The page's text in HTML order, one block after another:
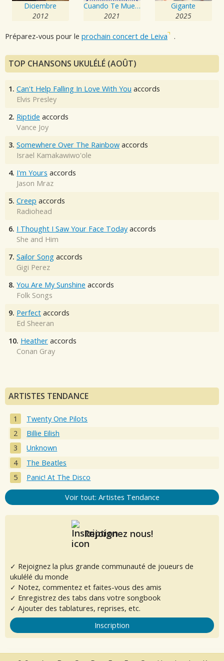
Diciembre
2012
Cuando Te Muerdes el Labio
2021
Gigante
2025
Préparez-vous pour le prochain concert de Leiva .
TOP CHANSONS UKULÉLÉ (AOÛT)
1. Can't Help Falling In Love With You accords
Elvis Presley
2. Riptide accords
Vance Joy
3. Somewhere Over The Rainbow accords
Israel Kamakawiwo'ole
4. I'm Yours accords
Jason Mraz
5. Creep accords
Radiohead
6. I Thought I Saw Your Face Today accords
She and Him
7. Sailor Song accords
Gigi Perez
8. You Are My Sunshine accords
Folk Songs
9. Perfect accords
Ed Sheeran
10. Heather accords
Conan Gray
ARTISTES TENDANCE
Twenty One Pilots
Billie Eilish
Unknown
The Beatles
Panic! At The Disco
Voir tout: Artistes Tendance
Rejoignez nous!
✓ Rejoignez la plus grande communauté de joueurs de
ukulélé du monde
✓ Notez, commentez et faites-vous des amis
✓ Enregistrez des tabs dans votre songbook
✓ Ajouter des tablatures, reprises, etc.
Inscription